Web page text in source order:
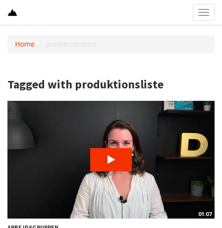
Home produktionsliste
Tagged with produktionsliste
01:07